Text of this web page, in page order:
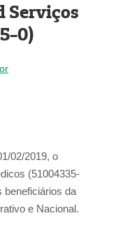
Serviços
0)
02/2019, o
(51004335-
beneficiários da
e Nacional.